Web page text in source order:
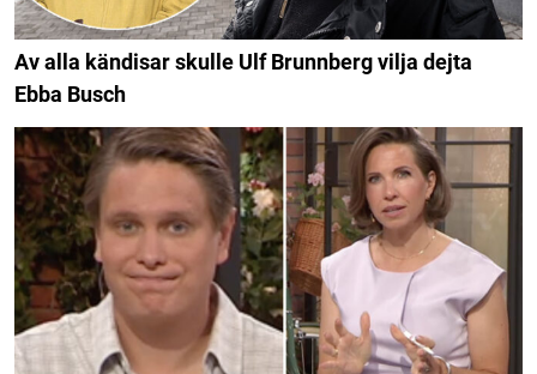
Av alla kändisar skulle Ulf Brunnberg vilja dejta
Ebba Busch